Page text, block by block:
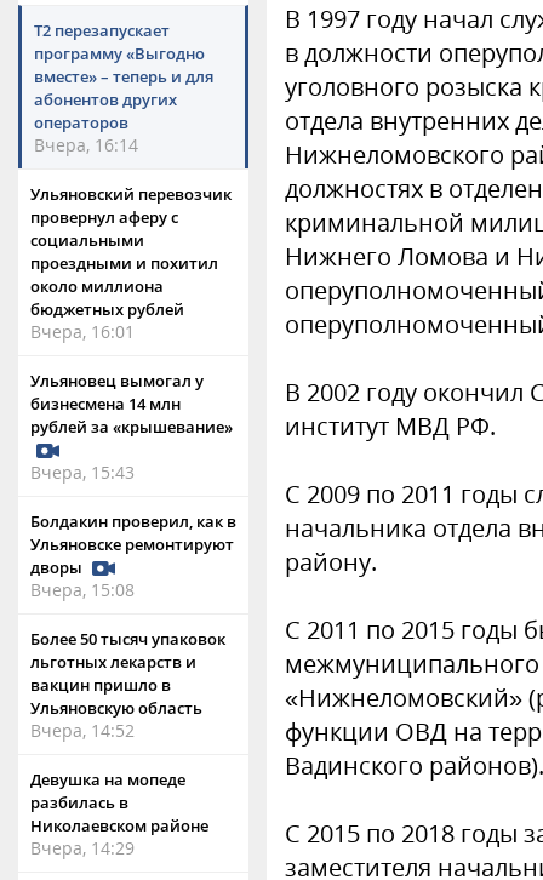
Т2 перезапускает
программу «Выгодно
вместе» – теперь и для
абонентов других
операторов
Вчера, 16:14
Ульяновский перевозчик
провернул аферу с
социальными
проездными и похитил
около миллиона
бюджетных рублей
Вчера, 16:01
Ульяновец вымогал у
бизнесмена 14 млн
рублей за «крышевание»
Вчера, 15:43
Болдакин проверил, как в
Ульяновске ремонтируют
дворы
Вчера, 15:08
Более 50 тысяч упаковок
льготных лекарств и
вакцин пришло в
Ульяновскую область
Вчера, 14:52
Девушка на мопеде
разбилась в
Николаевском районе
Вчера, 14:29
В 1997 году начал
в должности
уголовного
отдела внутренних
Нижнеломовского
должностях в
криминальной
Нижнего Ломова и
В 2002 году окончил
институт МВД РФ.
С 2009 по 2011 годы
начальника отдела
району.
С 2011 по 2015 годы
«Нижнеломовский»
функции ОВД на
Вадинского районов).
C 2015 по 2018 годы
заместителя